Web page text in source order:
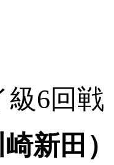
級6回戦
新田）